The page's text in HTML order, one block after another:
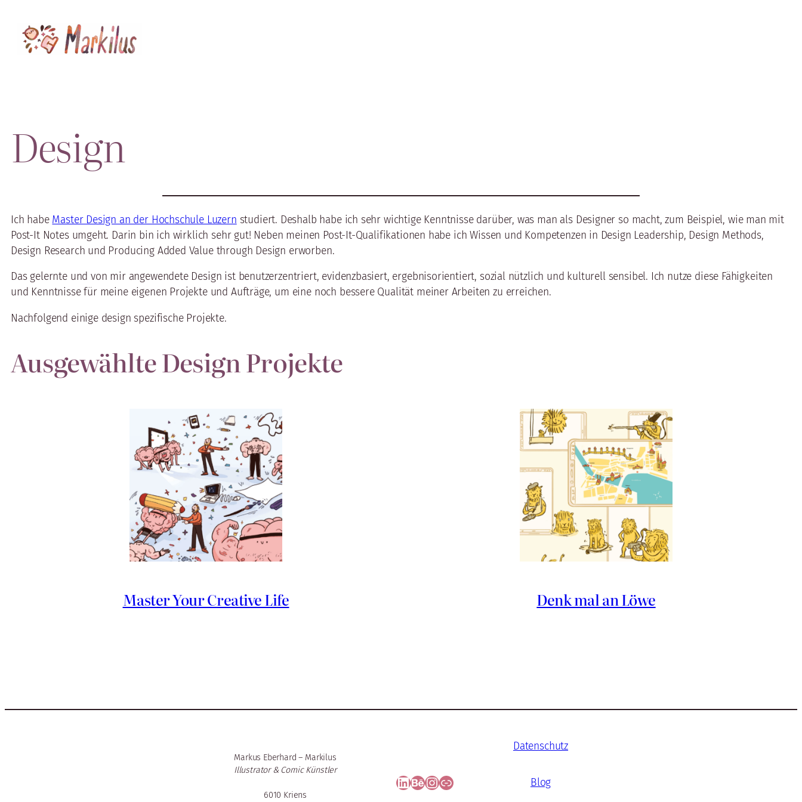
Inhalt
springen
Design
Ich habe Master Design an der Hochschule Luzern studiert. Deshalb habe ich sehr wichtige Kenntnisse darüber, was man als Designer so macht, zum Beispiel, wie man mit
Post-It Notes umgeht. Darin bin ich wirklich sehr gut! Neben meinen Post-It-Qualifikationen habe ich Wissen und Kompetenzen in Design Leadership, Design Methods,
Design Research und Producing Added Value through Design erworben.
Das gelernte und von mir angewendete Design ist benutzerzentriert, evidenzbasiert, ergebnisorientiert, sozial nützlich und kulturell sensibel. Ich nutze diese Fähigkeiten
und Kenntnisse für meine eigenen Projekte und Aufträge, um eine noch bessere Qualität meiner Arbeiten zu erreichen.
Nachfolgend einige design spezifische Projekte.
Ausgewählte Design Projekte
Master Your Creative Life Denk mal an Löwe
Markus Eberhard – Markilus
Illustrator & Comic Künstler
6010 Kriens
LinkedIn
Behance
Instagram
Substack
Datenschutz
Blog